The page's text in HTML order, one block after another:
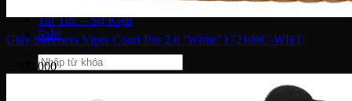
Tin Tức – Sự Kiện
Sale
Tìm
kiếm:
Giày Skechers Viper Court Pro 2.0 ‘White’ 172109C-WHT
2,900,000